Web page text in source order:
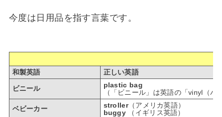
今度は日用品を指す言葉です。
和製英語 正しい英語
ビニール
plastic bag
（「ビニール」は英語の「vinyl（
ベビーカー stroller（アメリカ英語）
buggy
（イギリス英語）